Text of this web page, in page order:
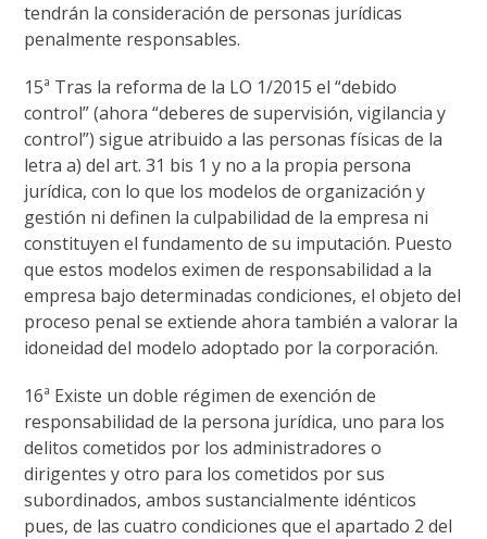
tendrán la consideración de personas jurídicas
penalmente responsables.
15ª Tras la reforma de la LO 1/2015 el “debido
control” (ahora “deberes de supervisión, vigilancia y
control”) sigue atribuido a las personas físicas de la
letra a) del art. 31 bis 1 y no a la propia persona
jurídica, con lo que los modelos de organización y
gestión ni definen la culpabilidad de la empresa ni
constituyen el fundamento de su imputación. Puesto
que estos modelos eximen de responsabilidad a la
empresa bajo determinadas condiciones, el objeto del
proceso penal se extiende ahora también a valorar la
idoneidad del modelo adoptado por la corporación.
16ª Existe un doble régimen de exención de
responsabilidad de la persona jurídica, uno para los
delitos cometidos por los administradores o
dirigentes y otro para los cometidos por sus
subordinados, ambos sustancialmente idénticos
pues, de las cuatro condiciones que el apartado 2 del